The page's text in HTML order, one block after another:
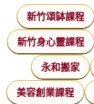
新竹頌缽課程
新竹身心靈課程
永和搬家
美容創業課程